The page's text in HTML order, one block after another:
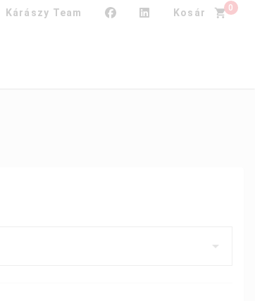
Kárászy Team Kosár 0